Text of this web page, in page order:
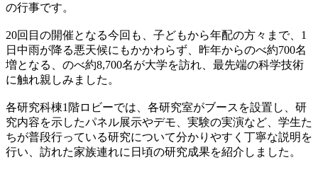
の行事です。
20回目の開催となる今回も、子どもから年配の方々まで、1
日中雨が降る悪天候にもかかわらず、昨年からのべ約700名
増となる、のべ約8,700名が大学を訪れ、最先端の科学技術
に触れ親しみました。
各研究科棟1階ロビーでは、各研究室がブースを設置し、研
究内容を示したパネル展示やデモ、実験の実演など、学生た
ちが普段行っている研究について分かりやすく丁寧な説明を
行い、訪れた家族連れに日頃の研究成果を紹介しました。